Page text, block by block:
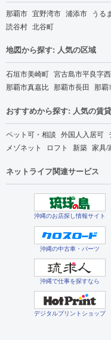
那覇市 宜野湾市 浦添市 うる
読谷村 北谷町
地図から探す: 人気の区域
石垣市美崎町 宮古島市平良字
那覇市真嘉比 那覇市長田 那覇
おすすめから探す: 人気の賃
ペット可・相談 外国人入居可
メゾネット
ロフト 新築 家具/
ネットライフ関連サービス
沖縄のお店探し情報サイト
沖縄の中古車・パーツ
沖縄で仕事を探すなら
デジタルプリントショップ